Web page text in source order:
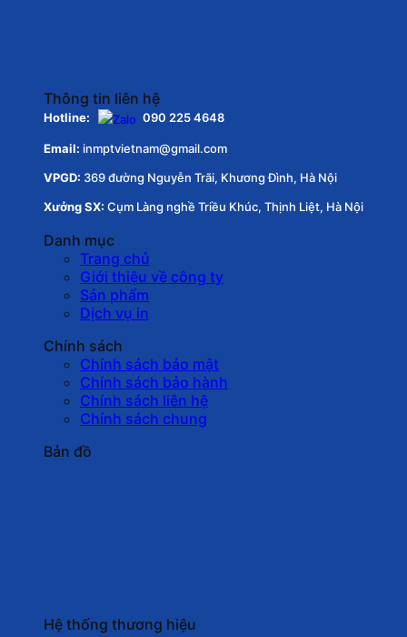
Thông tin liên hệ
Hotline: 090 225 4648
Email: inmptvietnam@gmail.com
VPGD: 369 đường Nguyễn Trãi, Khương Đình, Hà Nội
Xưởng SX: Cụm Làng nghề Triều Khúc, Thịnh Liệt, Hà Nội
Danh mục
Trang chủ
Giới thiệu về công ty
Sản phẩm
Dịch vụ in
Chính sách
Chính sách bảo mật
Chính sách bảo hành
Chính sách liên hệ
Chính sách chung
Bản đồ
Hệ thống thương hiệu